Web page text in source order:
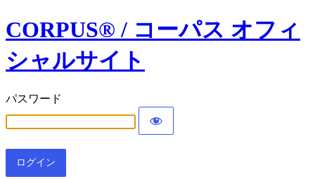
CORPUS® / コーパス オフィ
シャルサイト
パスワード